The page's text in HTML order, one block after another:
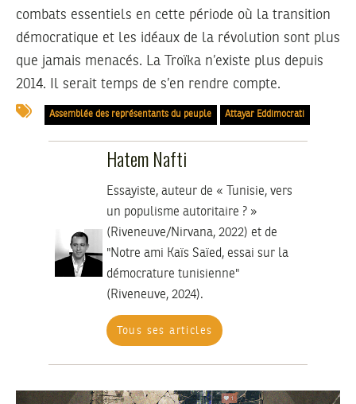
combats essentiels en cette période où la transition
démocratique et les idéaux de la révolution sont plus
que jamais menacés. La Troïka n’existe plus depuis
2014. Il serait temps de s’en rendre compte.
Assemblée des représentants du peuple Attayar Eddimocrati
Hatem Nafti
Essayiste, auteur de « Tunisie, vers
un populisme autoritaire ? »
(Riveneuve/Nirvana, 2022) et de
"Notre ami Kaïs Saïed, essai sur la
démocrature tunisienne"
(Riveneuve, 2024).
Tous ses articles